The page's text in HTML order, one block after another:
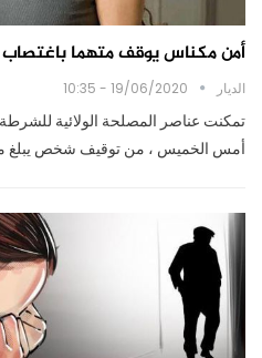
أمن مكناس يوقف متهما
الديار 19/06/2020 - 10:35
تمكنت عناصر المصلحة الولائية
أمس الخميس ، من توقيف شخص يبلغ من العمر 28